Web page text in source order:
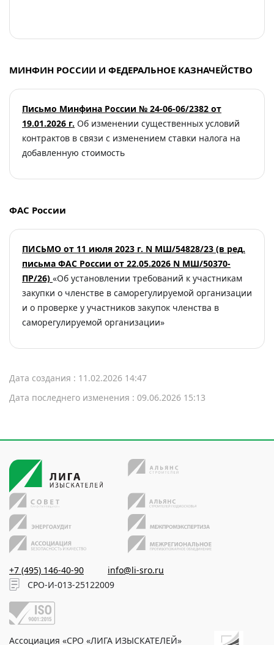
МИНФИН РОССИИ И ФЕДЕРАЛЬНОЕ КАЗНАЧЕЙСТВО
Письмо Минфина России № 24-06-06/2382 от
19.01.2026 г. Об изменении существенных условий
контрактов в связи с изменением ставки налога на
добавленную стоимость
ФАС России
ПИСЬМО от 11 июля 2023 г. N МШ/54828/23 (в ред.
письма ФАС России от 22.05.2026 N МШ/50370-
ПР/26) «Об установлении требований к участникам
закупки о членстве в саморегулируемой организации
и о проверке у участников закупок членства в
саморегулируемой организации»
Дата создания : 11.02.2026 14:47
Дата последнего изменения : 09.06.2026 15:13
+7 (495) 146-40-90
info@li-sro.ru
СРО-И-013-25122009
Ассоциация «СРО «ЛИГА ИЗЫСКАТЕЛЕЙ»